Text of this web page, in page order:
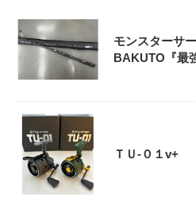
モンスターサ
BAKUTO『最
ＴＵ-０１v+